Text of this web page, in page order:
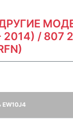
ДРУГИЕ
/ 807
EW10J4